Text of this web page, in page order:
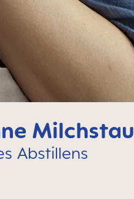
Milchstau
Abstillens